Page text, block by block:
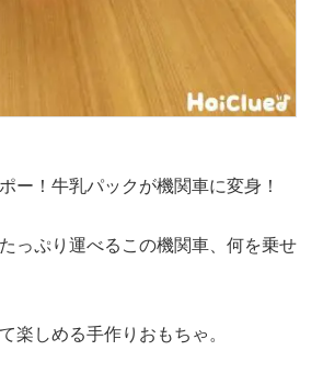
ー！牛乳パックが機関車に変身！
っぷり運べるこの機関車、何を乗せ
楽しめる手作りおもちゃ。